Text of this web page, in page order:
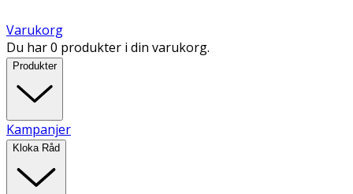
Varukorg
Du har 0 produkter i din varukorg.
Produkter
Kampanjer
Kloka Råd